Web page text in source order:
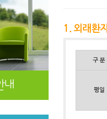
1. 외래환
구 분
평일